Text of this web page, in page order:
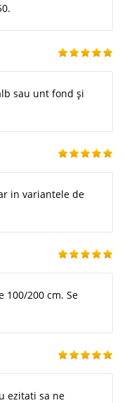
sau unt fond și
in variantele de
100/200 cm. Se
ezitati sa ne